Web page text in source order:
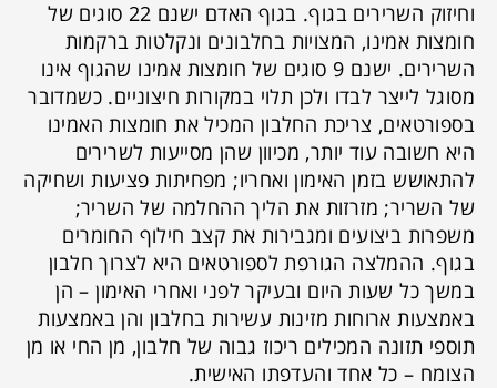
וחיזוק השרירים בגוף. בגוף האדם ישנם 22 סוגים של
חומצות אמינו, המצויות בחלבונים ונקלטות ברקמות
השרירים. ישנם 9 סוגים של חומצות אמינו שהגוף אינו
מסוגל לייצר לבדו ולכן תלוי במקורות חיצוניים. כשמדובר
בספורטאים, צריכת החלבון המכיל את חומצות האמינו
היא חשובה עוד יותר, מכיוון שהן מסייעות לשרירים
להתאושש בזמן האימון ואחריו; מפחיתות פציעות ושחיקה
של השריר; מזרזות את הליך ההחלמה של השריר;
משפרות ביצועים ומגבירות את קצב חילוף החומרים
בגוף. ההמלצה הגורפת לספורטאים היא לצרוך חלבון
במשך כל שעות היום ובעיקר לפני ואחרי האימון – הן
באמצעות ארוחות מזינות עשירות בחלבון והן באמצעות
תוספי תזונה המכילים ריכוז גבוה של חלבון, מן החי או מן
הצומח – כל אחד והעדפתו האישית.